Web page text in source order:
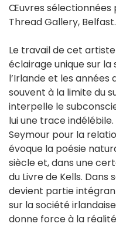
Œuvres sélectionnées
Thread Gallery, Belfast.
Le travail de cet
éclairage unique sur
l’Irlande et les
souvent à la limite du
interpelle le
lui une trace
Seymour pour la
évoque la poésie
siècle et, dans une
du Livre de Kells.
devient partie
sur la société
donne force à la